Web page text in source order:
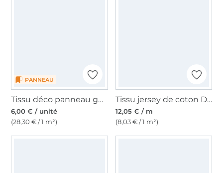
PANNEAU
Tissu déco panneau gobelin Chien Teckel, 46x46 cm
6,00 € / unité
(28,30 € / 1 m²)
Tissu jersey de coton Dogs, beige
12,05 € / m
(8,03 € / 1 m²)